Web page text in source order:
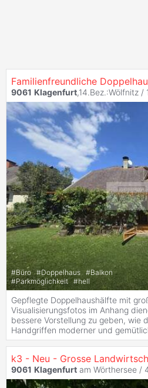
9061 Klagenfurt,14.Bez.:Wölfnitz /
#Büro #Doppelhaus #Balkon
#Parkmöglichkeit #hell
Gepflegte Doppelhaushälfte mit
Visualisierungsfotos im Anhang
bessere Vorstellung zu geben, wie
Handgriffen moderner und
9061 Klagenfurt am Wörthersee /